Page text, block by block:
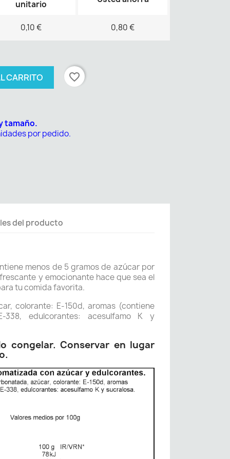
unitario
0,10 € 0,80 €
CARRITO favorite_border
tamaño.
por pedido.
del producto
menos de 5 gramos de azúcar por
y emocionante hace que sea el
tu comida favorita.
colorante: E-150d, aromas (contiene
338, edulcorantes: acesulfamo K y
congelar. Conservar en lugar